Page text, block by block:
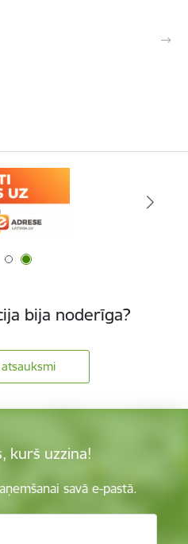
bija noderīga?
kurš uzzina!
savā e-pastā.